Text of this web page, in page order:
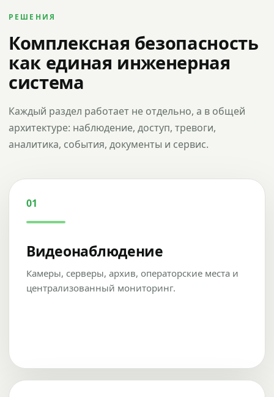
РЕШЕНИЯ
Комплексная безопасность
как единая инженерная
система
Каждый раздел работает не отдельно, а в общей
архитектуре: наблюдение, доступ, тревоги,
аналитика, события, документы и сервис.
01
Видеонаблюдение
Камеры, серверы, архив, операторские места и
централизованный мониторинг.